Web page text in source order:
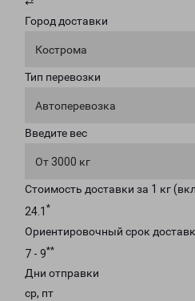
Город доставки
Кострома
Тип перевозки
Автоперевозка
Введите вес
От 3000 кг
Стоимость доставки за 1 кг
24.1 *
Ориентировочный срок
7 - 9**
Дни отправки
ср, пт